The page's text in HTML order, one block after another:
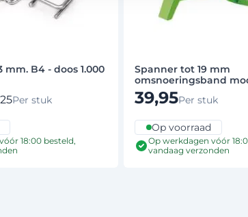
mm. B4 - doos 1.000
Per stuk
18:00 besteld,
Spanner tot 19 mm
omsnoeringsband
39,95Per stuk
Op voorraad
Op werkdagen vóór
vandaag verzonden